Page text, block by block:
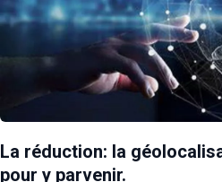
La réduction: la
pour y parvenir.